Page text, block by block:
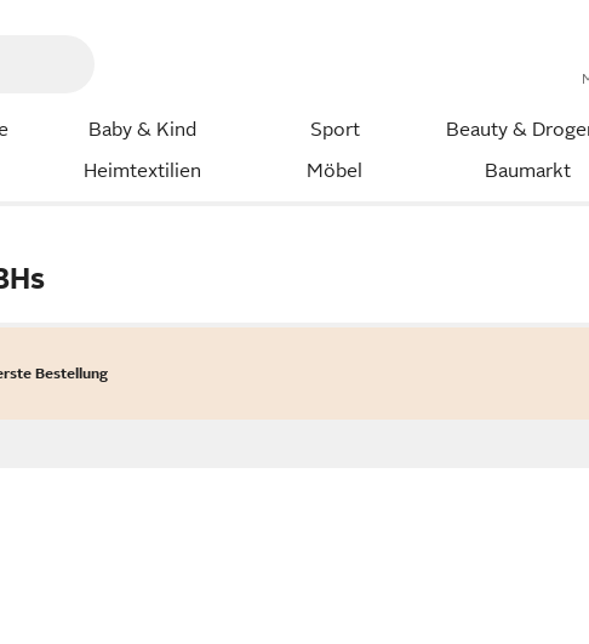
Baby & Kind Sport Beauty &
Heimtextilien Möbel Baumarkt
Bestellung